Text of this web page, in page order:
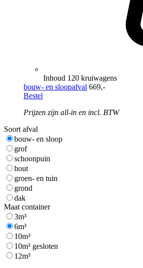
Inhoud 120 kruiwagens
bouw- en sloopafval 669,-
Bestel
Prijzen zijn all-in en incl. BTW
Soort afval
bouw- en sloop
grof
schoonpuin
hout
groen- en tuin
grond
dak
Maat container
3m³
6m³
10m³
10m³ gesloten
12m³